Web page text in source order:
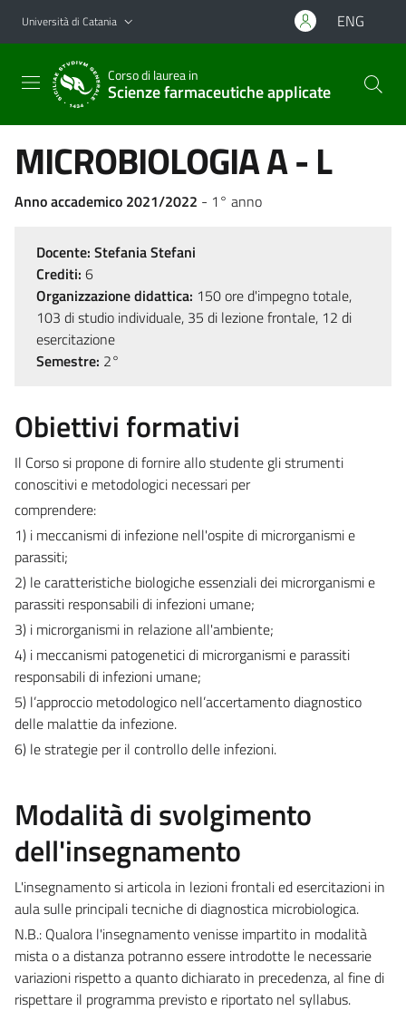
Vai al contenuto principale
Vai al menu di navigazione
Università di Catania ENG
Corso di laurea in
Scienze farmaceutiche applicate
MICROBIOLOGIA A - L
Anno accademico 2021/2022 - 1° anno
Docente: Stefania Stefani
Crediti: 6
Organizzazione didattica: 150 ore d'impegno totale,
103 di studio individuale, 35 di lezione frontale, 12 di
esercitazione
Semestre: 2°
Obiettivi formativi
Il Corso si propone di fornire allo studente gli strumenti
conoscitivi e metodologici necessari per
comprendere:
1) i meccanismi di infezione nell'ospite di microrganismi e
parassiti;
2) le caratteristiche biologiche essenziali dei microrganismi e
parassiti responsabili di infezioni umane;
3) i microrganismi in relazione all'ambiente;
4) i meccanismi patogenetici di microrganismi e parassiti
responsabili di infezioni umane;
5) l’approccio metodologico nell’accertamento diagnostico
delle malattie da infezione.
6) le strategie per il controllo delle infezioni.
Modalità di svolgimento
dell'insegnamento
L'insegnamento si articola in lezioni frontali ed esercitazioni in
aula sulle principali tecniche di diagnostica microbiologica.
N.B.: Qualora l'insegnamento venisse impartito in modalità
mista o a distanza potranno essere introdotte le necessarie
variazioni rispetto a quanto dichiarato in precedenza, al fine di
rispettare il programma previsto e riportato nel syllabus.